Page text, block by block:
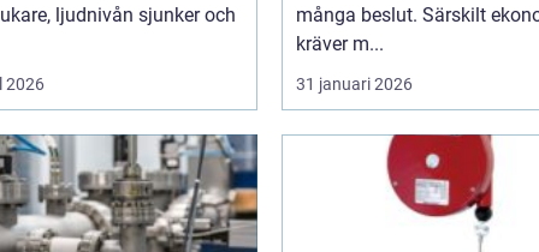
ljudnivån sjunker och
2026
många beslut. Särskilt
kräver m...
31 januari 2026